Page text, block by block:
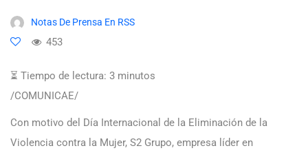
Notas De Prensa En RSS
453
⏳ Tiempo de lectura: 3 minutos
/COMUNICAE/
Con motivo del Día Internacional de la Eliminación de la
Violencia contra la Mujer, S2 Grupo, empresa líder en